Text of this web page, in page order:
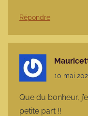
Répondre
10 mai
Que du bonheur,
petite part !!